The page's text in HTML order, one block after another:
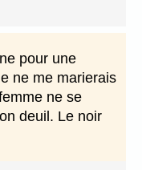
pour une
ne me marierais
ne se
deuil. Le noir